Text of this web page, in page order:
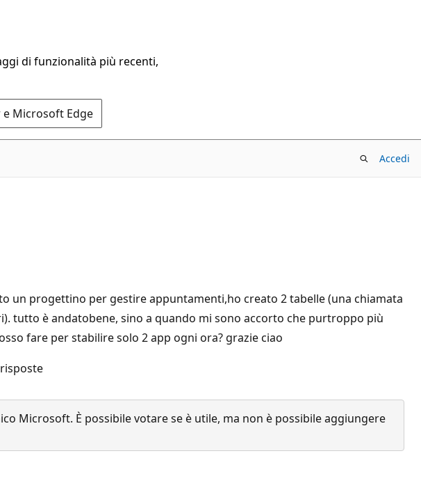
di funzionalità più recenti,
Microsoft Edge
Accedi
un progettino per gestire appuntamenti,ho creato 2 tabelle (una chiamata
tutto è andatobene, sino a quando mi sono accorto che purtroppo più
fare per stabilire solo 2 app ogni ora? grazie ciao
Microsoft. È possibile votare se è utile, ma non è possibile aggiungere